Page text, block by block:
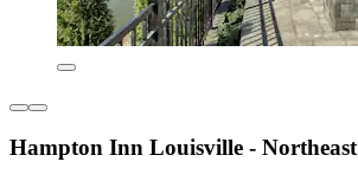
Hampton Inn Louisville - Northeast